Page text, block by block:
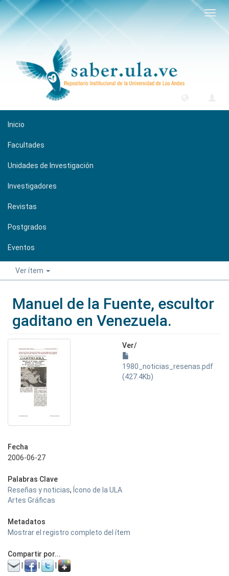
Inicio
Facultades
Unidades de Investigación
Investigadores
Revistas
Postgrados
Eventos
Ver ítem
Manuel de la Fuente, escultor
gaditano en Venezuela.
Ver/
1980_noticias_resenas.pdf
(427.4Kb)
Fecha
2006-06-27
Palabras Clave
Reseñas y noticias, Ícono de la ULA
Artes Gráficas
Metadatos
Mostrar el registro completo del ítem
Compartir por...